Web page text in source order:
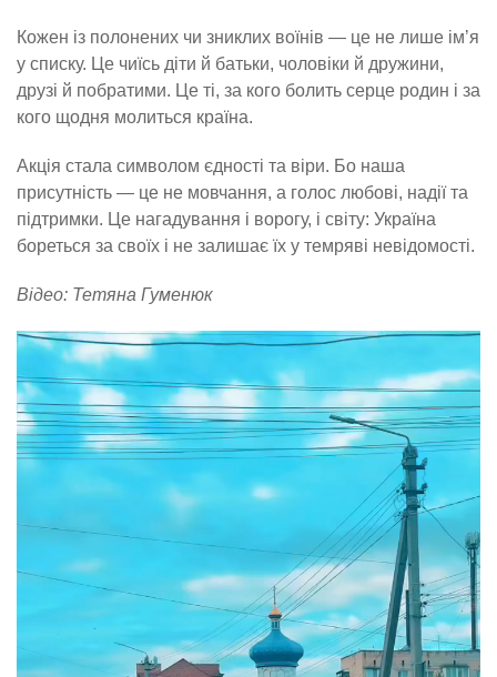
Кожен із полонених чи зниклих воїнів — це не лише ім’я
у списку. Це чиїсь діти й батьки, чоловіки й дружини,
друзі й побратими. Це ті, за кого болить серце родин і за
кого щодня молиться країна.
Акція стала символом єдності та віри. Бо наша
присутність — це не мовчання, а голос любові, надії та
підтримки. Це нагадування і ворогу, і світу: Україна
бореться за своїх і не залишає їх у темряві невідомості.
Відео: Тетяна Гуменюк